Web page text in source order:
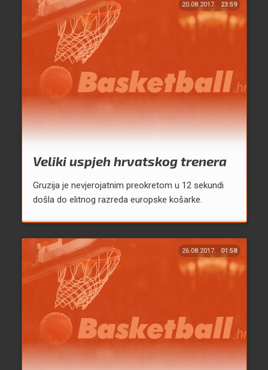
20.08.2017. 23:59
Veliki uspjeh hrvatskog trenera
Gruzija je nevjerojatnim preokretom u 12 sekundi
došla do elitnog razreda europske košarke.
26.08.2017. 01:58